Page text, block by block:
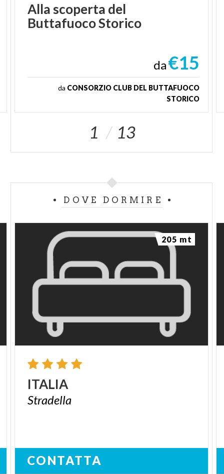
Alla scoperta del
ButtafuocoStorico
da€15
da CONSORZIO CLUB DEL BUTTAFUOCO
STORICO
1 13
DOVE DORMIRE
ITALIA
Stradella
CONTATTA
205 mt